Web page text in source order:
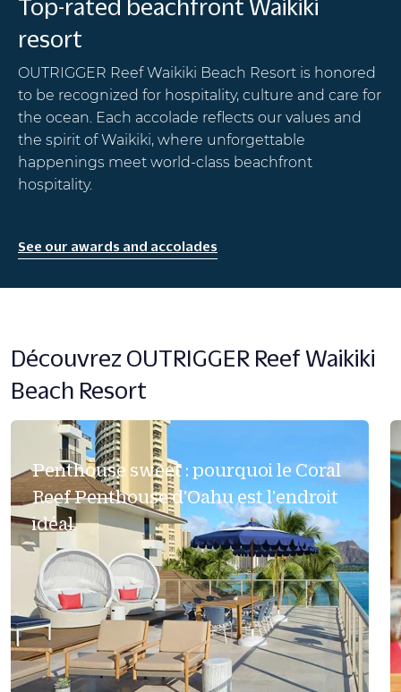
Top-rated beachfront Waikiki
resort
OUTRIGGER Reef Waikiki Beach Resort is honored
to be recognized for hospitality, culture and care for
the ocean. Each accolade reflects our values and
the spirit of Waikiki, where unforgettable
happenings meet world-class beachfront
hospitality.
See our awards and accolades
Découvrez OUTRIGGER Reef Waikiki
Beach Resort
Penthouse sweet : pourquoi le Coral
Reef Penthouse d'Oahu est l'endroit
idéal